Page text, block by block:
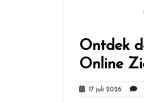
Ontdek
Online
17 juli 2026
juli